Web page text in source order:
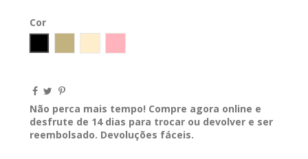
Cor
Não perca mais tempo! Compre agora online e
desfrute de 14 dias para trocar ou devolver e ser
reembolsado. Devoluções fáceis.